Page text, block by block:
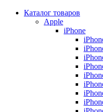
Каталог товаров
Apple
iPhone